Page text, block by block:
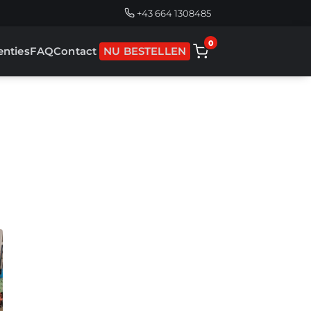
+43 664 1308485
FAQContact NU BESTELLEN
0